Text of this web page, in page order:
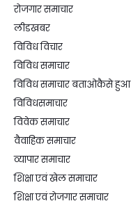
रोजगार समाचार
लीडखबर
विविध विचार
विविध समाचार
विविध समाचार बताओकैसे हुआ
विविधसमाचार
विवेक समाचार
वैवाहिक समाचार
व्यापार समाचार
शिक्षा एवं खेल समाचार
शिक्षा एवं रोजगार समाचार